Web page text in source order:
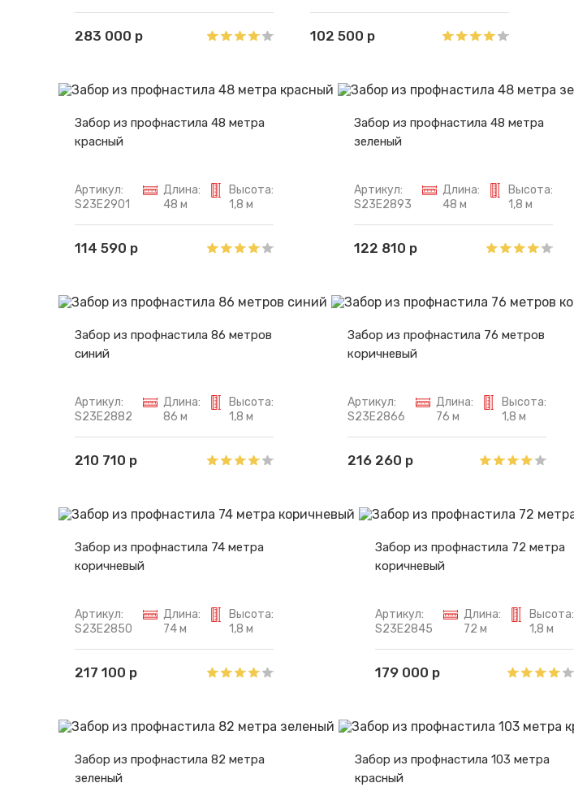
283 000 р 102 500 р
Забор из профнастила 48 метра
красный
Артикул:
S23E2901
Длина:
48 м
Высота:
1,8 м
114 590 р
Забор из профнастила 48 метра
зеленый
Артикул:
S23E2893
Длина:
48 м
Высота:
1,8 м
122 810 р
Забор из профнастила 86 метров
синий
Артикул:
S23E2882
Длина:
86 м
Высота:
1,8 м
210 710 р
Забор из профнастила 76 метров
коричневый
Артикул:
S23E2866
Длина:
76 м
Высота:
1,8 м
216 260 р
Забор из профнастила 74 метра
коричневый
Артикул:
S23E2850
Длина:
74 м
Высота:
1,8 м
217 100 р
Забор из профнастила 72 метра
коричневый
Артикул:
S23E2845
Длина:
72 м
Высота:
1,8 м
179 000 р
Забор из профнастила 82 метра
зеленый
Забор из профнастила 103 метра
красный